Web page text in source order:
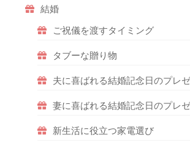
結婚
ご祝儀を渡すタイミング
タブーな贈り物
夫に喜ばれる結婚記念日のプレ
妻に喜ばれる結婚記念日のプレ
新生活に役立つ家電選び